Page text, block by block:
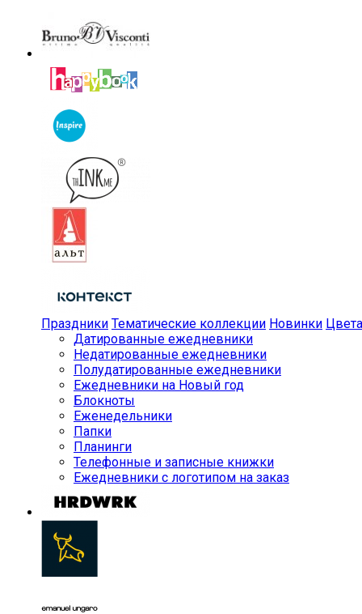
Праздники Тематические коллекции Новинки Цвета
Датированные ежедневники
Недатированные ежедневники
Полудатированные ежедневники
Ежедневники на Новый год
Блокноты
Еженедельники
Папки
Планинги
Телефонные и записные книжки
Ежедневники с логотипом на заказ